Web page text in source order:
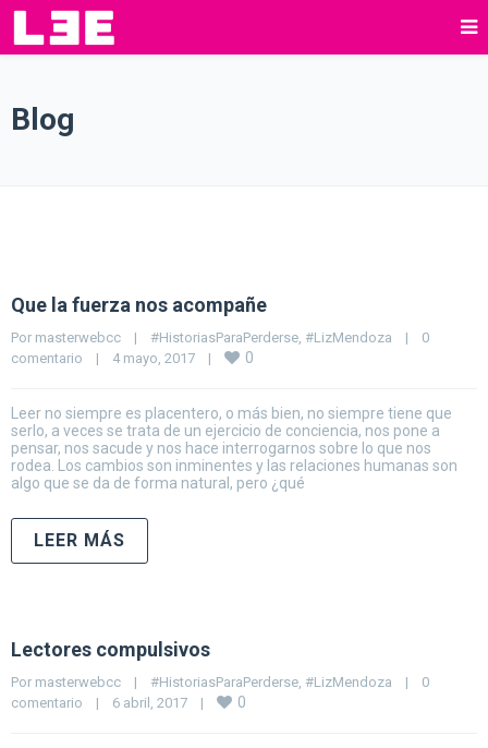
Blog
Que la fuerza nos acompañe
Por masterwebcc | #HistoriasParaPerderse, #LizMendoza |
0
comentario
| 4 mayo, 2017 | 0
Leer no siempre es placentero, o más bien, no siempre tiene que
serlo, a veces se trata de un ejercicio de conciencia, nos pone a
pensar, nos sacude y nos hace interrogarnos sobre lo que nos
rodea. Los cambios son inminentes y las relaciones humanas son
algo que se da de forma natural, pero ¿qué
LEER MÁS
Lectores compulsivos
Por masterwebcc | #HistoriasParaPerderse, #LizMendoza |
0
comentario
| 6 abril, 2017 | 0